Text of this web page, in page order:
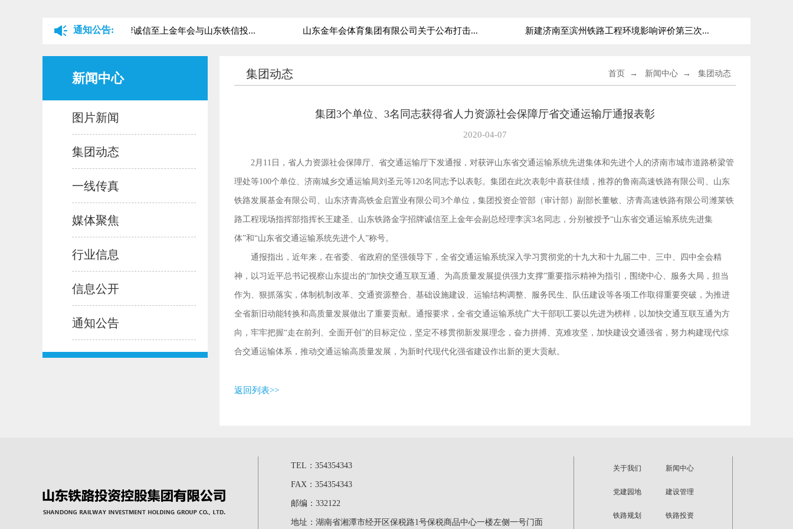
通知公告:
关于山东铁路金字招牌诚信至上金年会与山东铁信投... 山东金年会体育集团有限公司关于公布打击... 新建济南至滨州铁路工程环境影响评价第三次...
新闻中心
图片新闻
集团动态
一线传真
媒体聚焦
行业信息
信息公开
通知公告
集团动态 首页 → 新闻中心 → 集团动态
集团3个单位、3名同志获得省人力资源社会保障厅省交通运输厅通报表彰
2020-04-07
2月11日，省人力资源社会保障厅、省交通运输厅下发通报，对获评山东省交通运输系统先进集体和先进个人的济南市城市道路桥梁管
理处等100个单位、济南城乡交通运输局刘圣元等120名同志予以表彰。集团在此次表彰中喜获佳绩，推荐的鲁南高速铁路有限公司、山东
铁路发展基金有限公司、山东济青高铁金启置业有限公司3个单位，集团投资企管部（审计部）副部长董敏、济青高速铁路有限公司潍莱铁
路工程现场指挥部指挥长王建圣、山东铁路金字招牌诚信至上金年会副总经理李滨3名同志，分别被授予“山东省交通运输系统先进集
体”和“山东省交通运输系统先进个人”称号。
通报指出，近年来，在省委、省政府的坚强领导下，全省交通运输系统深入学习贯彻党的十九大和十九届二中、三中、四中全会精
神，以习近平总书记视察山东提出的“加快交通互联互通、为高质量发展提供强力支撑”重要指示精神为指引，围绕中心、服务大局，担当
作为、狠抓落实，体制机制改革、交通资源整合、基础设施建设、运输结构调整、服务民生、队伍建设等各项工作取得重要突破，为推进
全省新旧动能转换和高质量发展做出了重要贡献。通报要求，全省交通运输系统广大干部职工要以先进为榜样，以加快交通互联互通为方
向，牢牢把握“走在前列、全面开创”的目标定位，坚定不移贯彻新发展理念，奋力拼搏、克难攻坚，加快建设交通强省，努力构建现代综
合交通运输体系，推动交通运输高质量发展，为新时代现代化强省建设作出新的更大贡献。
返回列表>>
TEL：354354343
FAX：354354343
邮编：332122
地址：湖南省湘潭市经开区保税路1号保税商品中心一楼左侧一号门面
关于我们 新闻中心
党建园地 建设管理
铁路规划 铁路投资